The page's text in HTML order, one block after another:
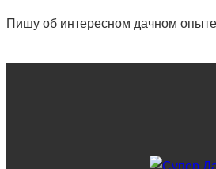
Пишу об интересном дачном